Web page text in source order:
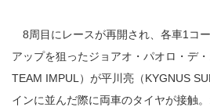
8周目にレースが再開され、各車1コ
アップを狙ったジョアオ・パオロ・デ
TEAM IMPUL）が平川亮（KYGNUS
インに並んだ際に両車のタイヤが接触